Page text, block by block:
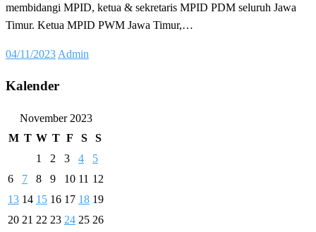
membidangi MPID, ketua & sekretaris MPID PDM seluruh Jawa
Timur. Ketua MPID PWM Jawa Timur,…
Posted
04/11/2023 Admin
Kalender
November 2023
M T W T F S
S
1
2 3 4
5
6
7 8 9 10 11 12
13 14 15 16 17 18 19
20 21 22 23 24 25 26